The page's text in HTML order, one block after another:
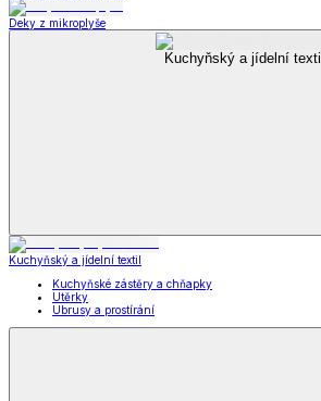
Deky z mikroplyše
Kuchyňský a jídelní textil
Kuchyňský a jídelní textil
Kuchyňské zástěry a chňapky
Utěrky
Ubrusy a prostírání